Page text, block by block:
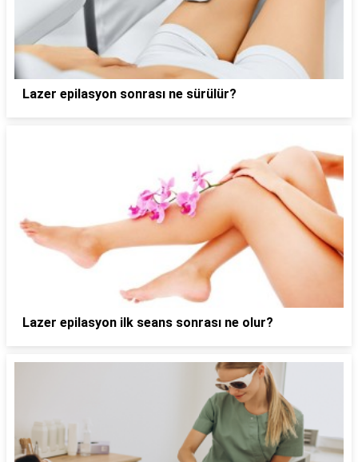
Lazer epilasyon sonrası ne sürülür?
Lazer epilasyon ilk seans sonrası ne olur?